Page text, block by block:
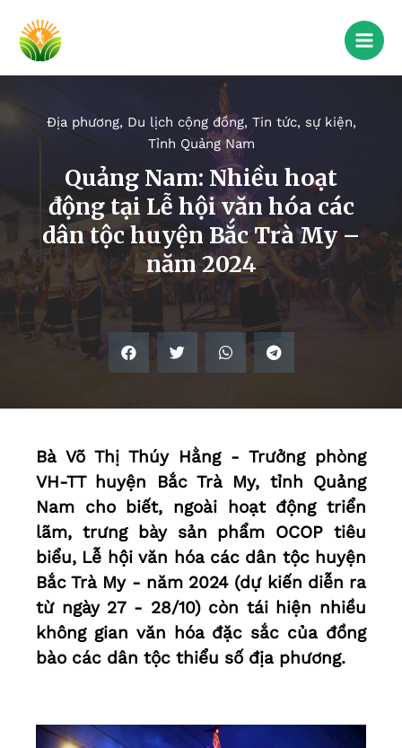
Địa phương, Du lịch cộng đồng, Tin tức, sự kiện,
Tỉnh Quảng Nam
Quảng Nam: Nhiều hoạt
động tại Lễ hội văn hóa các
dân tộc huyện Bắc Trà My –
năm 2024
Bà Võ Thị Thúy Hằng - Trưởng phòng
VH-TT huyện Bắc Trà My, tỉnh Quảng
Nam cho biết, ngoài hoạt động triển
lãm, trưng bày sản phẩm OCOP tiêu
biểu, Lễ hội văn hóa các dân tộc huyện
Bắc Trà My - năm 2024 (dự kiến diễn ra
từ ngày 27 - 28/10) còn tái hiện nhiều
không gian văn hóa đặc sắc của đồng
bào các dân tộc thiểu số địa phương.